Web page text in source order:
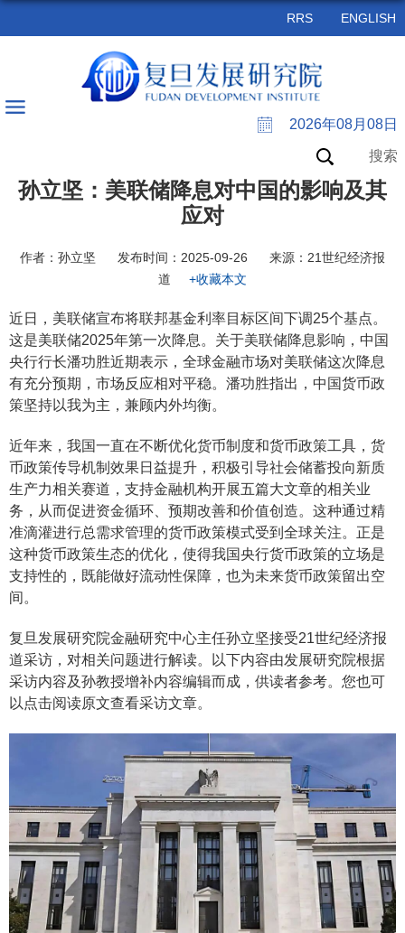
RRS ENGLISH
2026年08月08日
搜索
孙立坚：美联储降息对中国的影响及其
应对
作者：孙立坚 发布时间：2025-09-26
来源：21世纪经济报
道
+收藏本文
近日，美联储宣布将联邦基金利率目标区间下调25个基点。
这是美联储2025年第一次降息。关于美联储降息影响，中国
央行行长潘功胜近期表示，全球金融市场对美联储这次降息
有充分预期，市场反应相对平稳。潘功胜指出，中国货币政
策坚持以我为主，兼顾内外均衡。
近年来，我国一直在不断优化货币制度和货币政策工具，货
币政策传导机制效果日益提升，积极引导社会储蓄投向新质
生产力相关赛道，支持金融机构开展五篇大文章的相关业
务，从而促进资金循环、预期改善和价值创造。这种通过精
准滴灌进行总需求管理的货币政策模式受到全球关注。正是
这种货币政策生态的优化，使得我国央行货币政策的立场是
支持性的，既能做好流动性保障，也为未来货币政策留出空
间。
复旦发展研究院金融研究中心主任孙立坚接受21世纪经济报
道采访，对相关问题进行解读。以下内容由发展研究院根据
采访内容及孙教授增补内容编辑而成，供读者参考。您也可
以点击阅读原文查看采访文章。